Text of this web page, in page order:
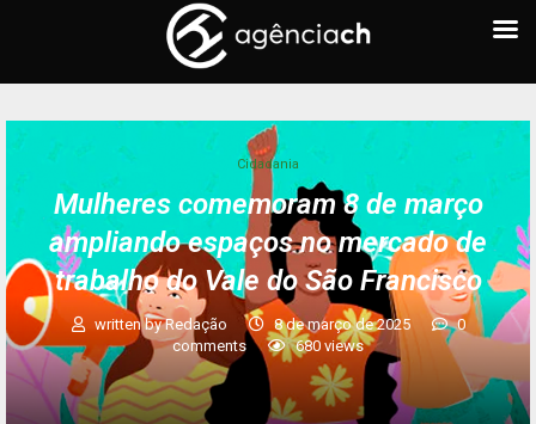
Cidadania
Mulheres comemoram 8 de março
ampliando espaços no mercado de
trabalho do Vale do São Francisco
written byRedação 8 de março de 2025
0
comments
680 views